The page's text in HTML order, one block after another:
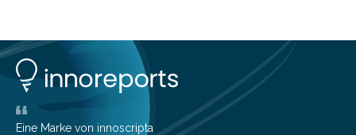
Eine Marke von innoscripta